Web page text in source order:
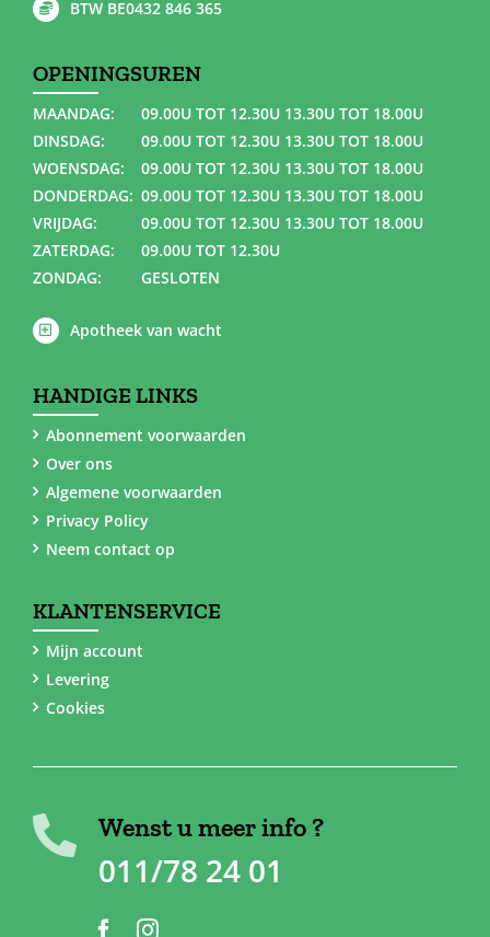
BTW BE0432 846 365
OPENINGSUREN
MAANDAG:
09.00U TOT 12.30U 13.30U TOT 18.00U
DINSDAG:
09.00U TOT 12.30U 13.30U TOT 18.00U
WOENSDAG:
09.00U TOT 12.30U 13.30U TOT 18.00U
DONDERDAG: 09.00U TOT 12.30U 13.30U TOT 18.00U
VRIJDAG:
09.00U TOT 12.30U 13.30U TOT 18.00U
ZATERDAG:
09.00U TOT 12.30U
ZONDAG:
GESLOTEN
Apotheek van wacht
HANDIGE LINKS
Abonnement voorwaarden
Over ons
Algemene voorwaarden
Privacy Policy
Neem contact op
KLANTENSERVICE
Mijn account
Levering
Cookies
Wenst u meer info ?
011/78 24 01